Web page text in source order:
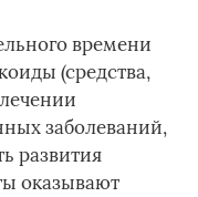
времени
(средства,
заболеваний,
развития
оказывают